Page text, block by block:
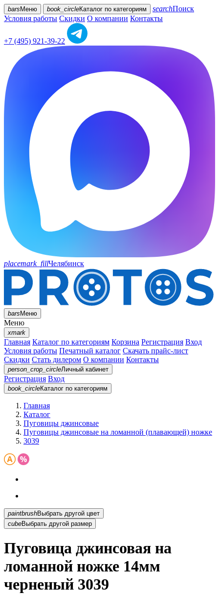
bars Меню book_circleКаталог по категориям searchПоиск
Условия работы Скидки О компании Контакты
+7 (495) 921-39-22
placemark_fillЧелябинск
barsМеню
Меню
xmark
Главная Каталог по категориям Корзина Регистрация Вход
Условия работы Печатный каталог Скачать прайс-лист
Скидки Стать дилером О компании Контакты
person_crop_circleЛичный кабинет
Регистрация Вход
book_circleКаталог по категориям
Главная
Каталог
Пуговицы джинсовые
Пуговицы джинсовые на ломанной (плавающей) ножке
3039
paintbrush
Выбрать другой цвет
cubeВыбрать другой размер
Пуговица джинсовая на
ломанной ножке 14мм
черненый 3039